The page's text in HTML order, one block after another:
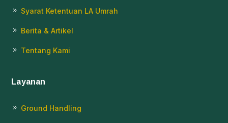
9 Syarat Ketentuan LA Umrah
9 Berita & Artikel
9 Tentang Kami
Layanan
9 Ground Handling